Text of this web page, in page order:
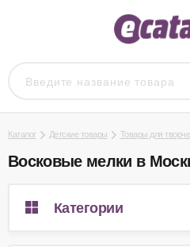
Каталог Детские товары Товары для
Восковые мелки в
Категории